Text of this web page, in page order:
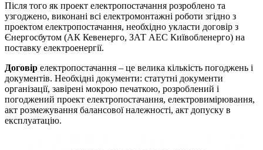
Після того як проект електропостачання розроблено та
узгоджено, виконані всі електромонтажні роботи згідно з
проектом електропостачання, необхідно укласти договір з
Єнергосбутом (АК Кевенерго, ЗАТ АЕС Київобленерго) на
поставку електроенергії.
Договір електропостачання – це велика кількість погоджень і
документів. Необхідні документи: статутні документи
організації, завірені мокрою печаткою, розроблений і
погоджений проект електропостачання, електровимірювання,
акт розмежування балансової належності, акт допуску в
експлуатацію.